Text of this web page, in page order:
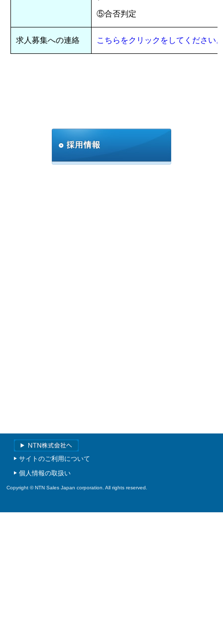
⑤合否判定
求人募集への連絡 こちらをクリックをしてください
サイトのご利用について
個人情報の取扱い
Copyright © NTN Sales Japan corporation. All rights reserved.